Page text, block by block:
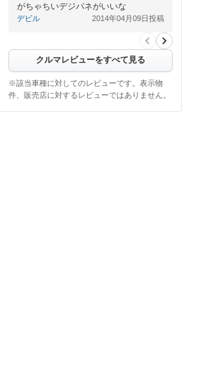
がちゃちいデジパネがいいな
デビル 2014年04月09日投稿
クルマレビューをすべて見る
※該当車種に対してのレビューです。表示物
件、販売店に対するレビューではありません。